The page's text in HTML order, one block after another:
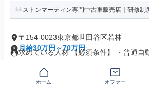
ストンマーティン専門中古車販売店｜研修制
〒154-0023東京都世田谷区若林
月給30万円～70万円
求めている人材 【必須条件】 ・普通自
業界未経験歓迎
ホーム オファー